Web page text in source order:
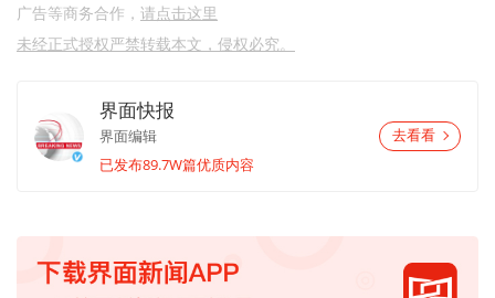
广告等商务合作， 请点击这里
未经正式授权严禁转载本文，侵权必究。
界面快报
界面编辑
已发布89.7W篇优质内容
去看看